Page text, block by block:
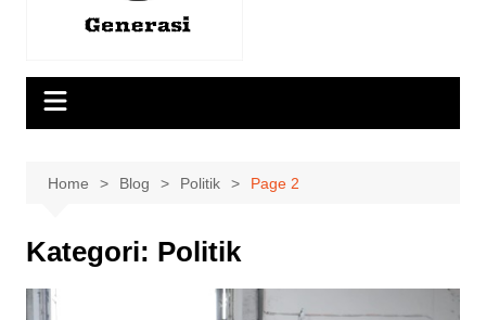
Home Blog Politik Page 2
Kategori: Politik